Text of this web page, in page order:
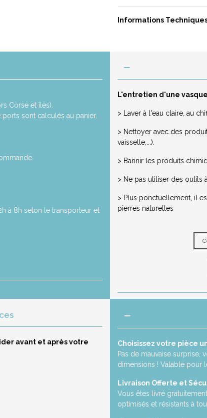
Informations
Corse et îles).
sont calculés au panier.
à 8h selon le transporteur et
L'entretien d'une
> Laver à l'eau claire, au
> Nettoyer avec des
vaisselle,...).
> Bannir les produits
> Ne pas utiliser des outils
> Plus ponctuellement, il
pierres naturelles
avant et après votre
Choisissez votre pièce
Pas de mauvaise surprise,
dimensions ! Valable pour
Livraison Offerte et
Vous êtes livré
optimisés et résistants à